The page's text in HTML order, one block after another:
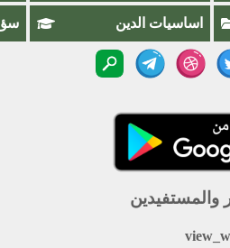
اساسيات الدين
والمستفيدين